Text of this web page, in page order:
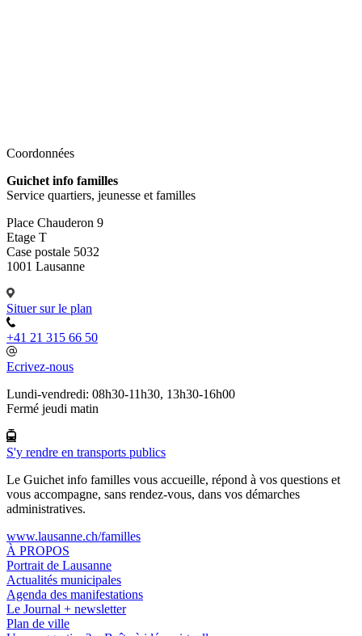
Coordonnées
Guichet info familles
Service quartiers, jeunesse et familles
Place Chauderon 9
Etage T
Case postale 5032
1001 Lausanne
Situer sur le plan
+41 21 315 66 50
Ecrivez-nous
Lundi-vendredi: 08h30-11h30, 13h30-16h00
Fermé jeudi matin
S'y rendre en transports publics
Le Guichet info familles vous accueille, répond à vos questions et
vous accompagne, sans rendez-vous, dans vos démarches
administratives.
www.lausanne.ch/familles
À PROPOS
Portrait de Lausanne
Actualités municipales
Agenda des manifestations
Le Journal + newsletter
Plan de ville